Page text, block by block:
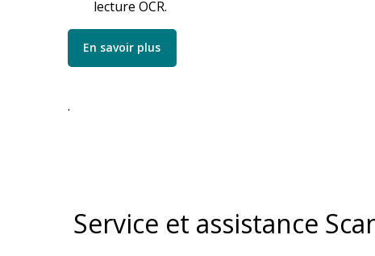
lecture OCR.
En savoir plus
.
Service et assistance